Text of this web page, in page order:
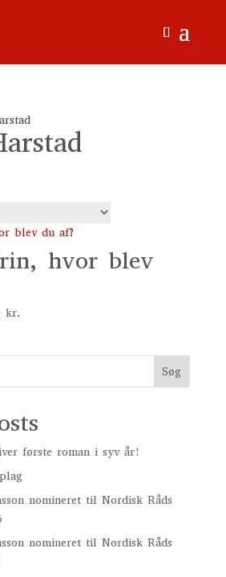
hvor blev
kr.
Søg
første roman i syv år!
nomineret til Nordisk Råds
nomineret til Nordisk Råds